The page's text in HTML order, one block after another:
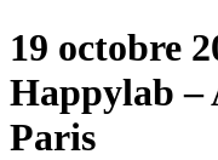
19 octobre
Happylab
Paris